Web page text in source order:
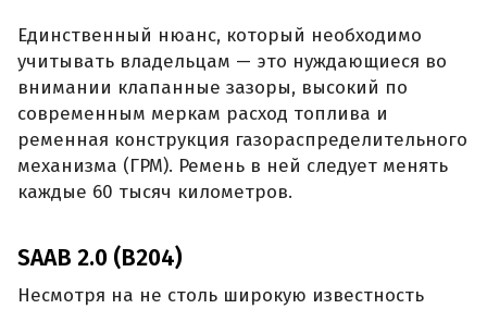
Единственный нюанс, который необходимо
учитывать владельцам — это нуждающиеся во
внимании клапанные зазоры, высокий по
современным меркам расход топлива и
ременная конструкция газораспределительного
механизма (ГРМ). Ремень в ней следует менять
каждые 60 тысяч километров.
SAAB 2.0 (B204)
Несмотря на не столь широкую известность